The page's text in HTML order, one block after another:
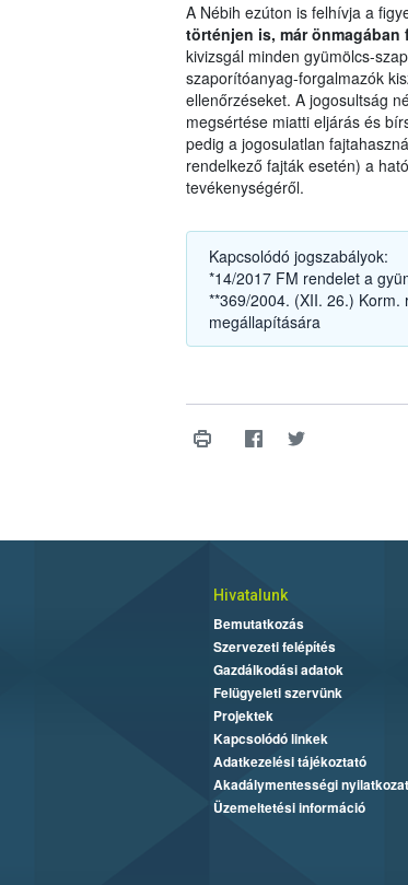
A Nébih ezúton is felhívja a
történjen is, már
kivizsgál minden gyümölcs-
szaporítóanyag-forgalmazók
ellenőrzéseket. A jogosultság
megsértése miatti eljárás és
pedig a jogosulatlan
rendelkező fajták esetén) a
tevékenységéről.
Kapcsolódó jogszabályok:
*14/2017 FM rendelet a
**369/2004. (XII. 26.)
megállapítására
Hivatalunk
Bemutatkozás
Szervezeti felépítés
Gazdálkodási adatok
Felügyeleti szervünk
Projektek
Kapcsolódó linkek
Adatkezelési tájékoztató
Akadálymentességi nyilatkozat
Üzemeltetési információ